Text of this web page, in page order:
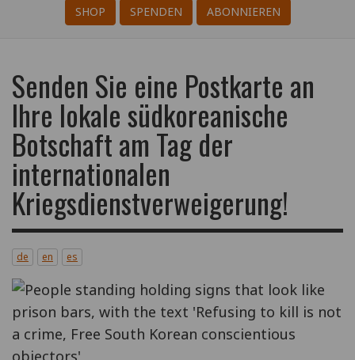
SHOP SPENDEN ABONNIEREN
Senden Sie eine Postkarte an
Ihre lokale südkoreanische
Botschaft am Tag der
internationalen
Kriegsdienstverweigerung!
de en es